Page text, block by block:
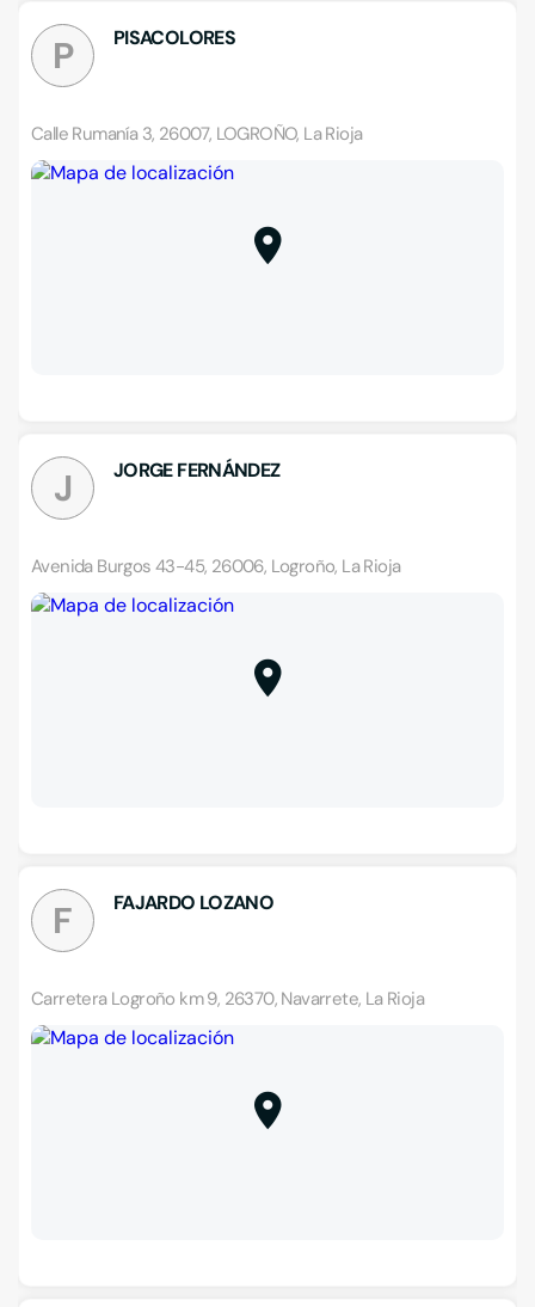
P PISACOLORES
Calle Rumanía 3, 26007, LOGROÑO, La Rioja
J JORGE FERNÁNDEZ
Avenida Burgos 43-45, 26006, Logroño, La Rioja
F FAJARDO LOZANO
Carretera Logroño km 9, 26370, Navarrete, La Rioja